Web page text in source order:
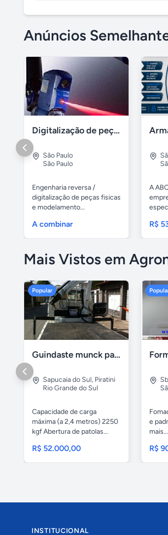
Anúncios
Digitalização de peças e produtos / impressão 3D polyworks
São Paulo
São Paulo
Engenharia reversa /
digitalização de peças fisicas
e modelamento...
A combinar
A
R$
Mais Vistos em
Popular
Guindaste munck para 2 toneladas
Sapucaia do Sul, Piratini
Rio Grande do Sul
Capacidade de carga
máxima (a 2,4 metros) 2250
kgf Abertura de patolas...
R$ 52.000,00
e
mais...
R$
INSTITUCIONAL